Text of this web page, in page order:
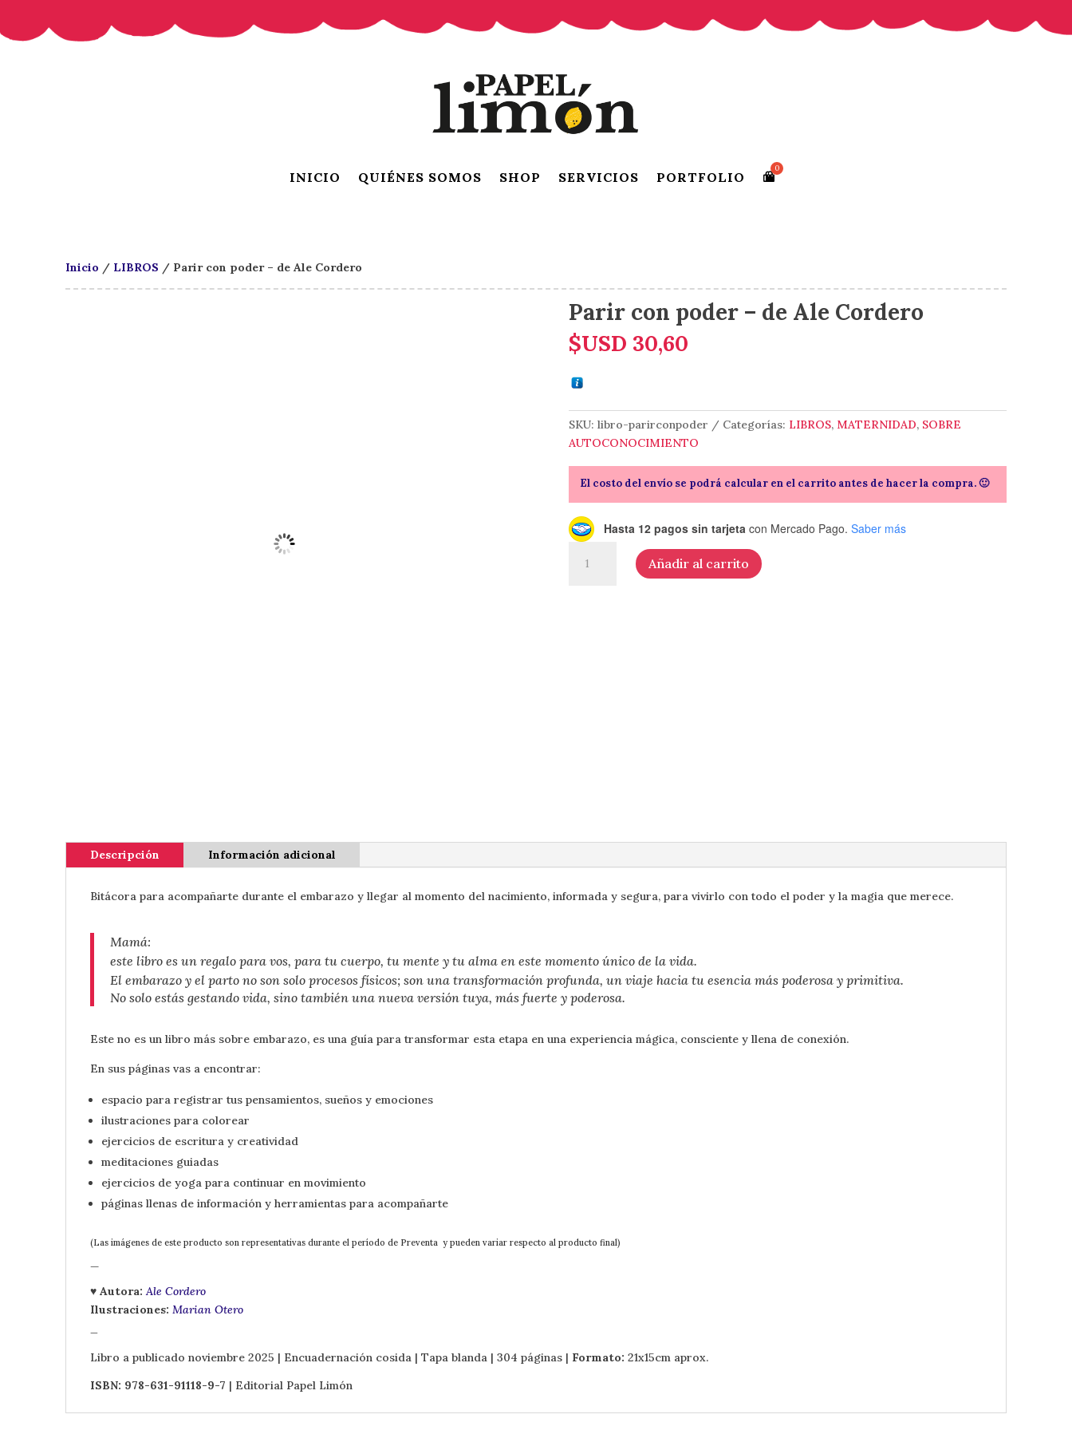
INICIO QUIÉNES SOMOS SHOP SERVICIOS PORTFOLIO
Inicio / LIBROS / Parir con poder – de Ale Cordero
Parir con poder – de Ale Cordero
$USD 30,60
SKU:libro-parirconpoder Categorías: LIBROS, MATERNIDAD, SOBRE
AUTOCONOCIMIENTO
El costo del envío se podrá calcular en el carrito antes de hacer la compra. 🙂
Hasta 12 pagos sin tarjeta con Mercado Pago. Saber más
con
Añadir al carrito
Descripción Información adicional
Bitácora para acompañarte durante el embarazo y llegar al momento del nacimiento, informada y segura, para vivirlo con todo el poder y la magia que merece.
Mamá:
este libro es un regalo para vos, para tu cuerpo, tu mente y tu alma en este momento único de la vida.
El embarazo y el parto no son solo procesos físicos; son una transformación profunda, un viaje hacia tu esencia más poderosa y primitiva.
No solo estás gestando vida, sino también una nueva versión tuya, más fuerte y poderosa.
Este no es un libro más sobre embarazo, es una guía para transformar esta etapa en una experiencia mágica, consciente y llena de conexión.
En sus páginas vas a encontrar:
espacio para registrar tus pensamientos, sueños y emociones
ilustraciones para colorear
ejercicios de escritura y creatividad
meditaciones guiadas
ejercicios de yoga para continuar en movimiento
páginas llenas de información y herramientas para acompañarte
(Las imágenes de este producto son representativas durante el período de Preventa y pueden variar respecto al producto final)
♥ Autora: Ale Cordero
Ilustraciones: Marian Otero
Libro a publicado noviembre 2025 | Encuadernación cosida | Tapa blanda | 304 páginas | Formato: 21x15cm aprox.
ISBN: 978-631-91118-9-7 | Editorial Papel Limón